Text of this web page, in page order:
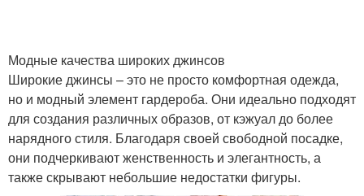
Модные качества широких джинсов
Широкие джинсы – это не просто комфортная одежда,
но и модный элемент гардероба. Они идеально подходят
для создания различных образов, от кэжуал до более
нарядного стиля. Благодаря своей свободной посадке,
они подчеркивают женственность и элегантность, а
также скрывают небольшие недостатки фигуры.